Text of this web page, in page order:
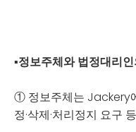
▪정보주체와 법정대리
① 정보주체는 Jackery
정·삭제·처리정지 요구